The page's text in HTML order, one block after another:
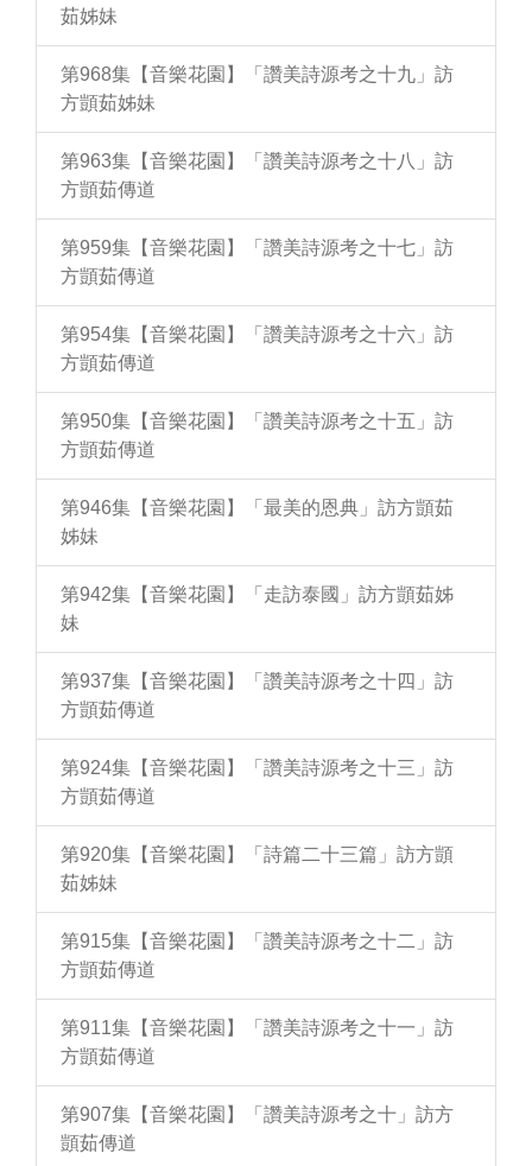
茹姊妹
第968集【音樂花園】「讚美詩源考之十九」訪
方顗茹姊妹
第963集【音樂花園】「讚美詩源考之十八」訪
方顗茹傳道
第959集【音樂花園】「讚美詩源考之十七」訪
方顗茹傳道
第954集【音樂花園】「讚美詩源考之十六」訪
方顗茹傳道
第950集【音樂花園】「讚美詩源考之十五」訪
方顗茹傳道
第946集【音樂花園】「最美的恩典」訪方顗茹
姊妹
第942集【音樂花園】「走訪泰國」訪方顗茹姊
妹
第937集【音樂花園】「讚美詩源考之十四」訪
方顗茹傳道
第924集【音樂花園】「讚美詩源考之十三」訪
方顗茹傳道
第920集【音樂花園】「詩篇二十三篇」訪方顗
茹姊妹
第915集【音樂花園】「讚美詩源考之十二」訪
方顗茹傳道
第911集【音樂花園】「讚美詩源考之十一」訪
方顗茹傳道
第907集【音樂花園】「讚美詩源考之十」訪方
顗茹傳道